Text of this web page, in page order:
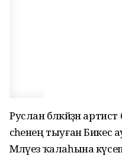
Руслан бәләкәйҙән
әсәһенең тыуған
Мәләүез ҡалаһына күсеп